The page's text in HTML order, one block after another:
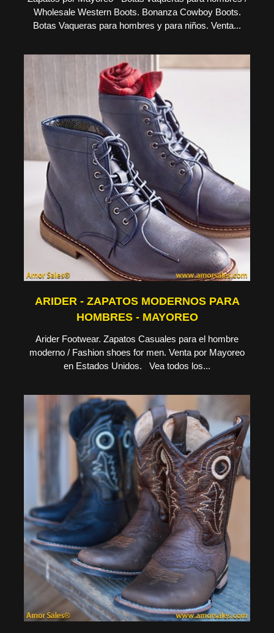
Wholesale Western Boots. Bonanza Cowboy Boots.
Botas Vaqueras para hombres y para niños. Venta...
ARIDER - ZAPATOS MODERNOS PARA
HOMBRES - MAYOREO
Arider Footwear. Zapatos Casuales para el hombre
moderno / Fashion shoes for men. Venta por Mayoreo
en Estados Unidos. Vea todos los...